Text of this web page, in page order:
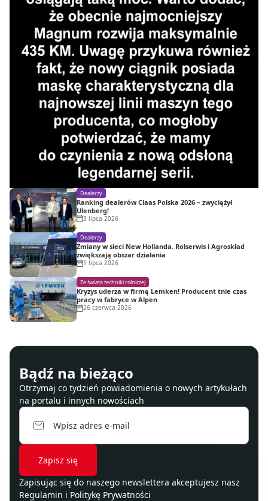
Dealerzy
Ranking dealerów Claas Polska 2026 – zwyciężył
Ulenberg!
3 lipca 2026
Dealerzy
Zmiany w sieci New Hollanda. Rolserwis i Agroskład
zwiększają obszar działania
1 lipca 2026
Ze świata techniki rolniczej
Kryzys uderza w firmę Lemken! Producent tnie czas
pracy w fabryce w Alpen
26 czerwca 2026
Bądź na bieżąco
Otrzymaj co tydzień powiadomienia o nowych artykułach
na portalu i innych nowościach
Zapisując się do naszego newslettera akceptujesz nasz
Regulamin i Politykę Prywatności